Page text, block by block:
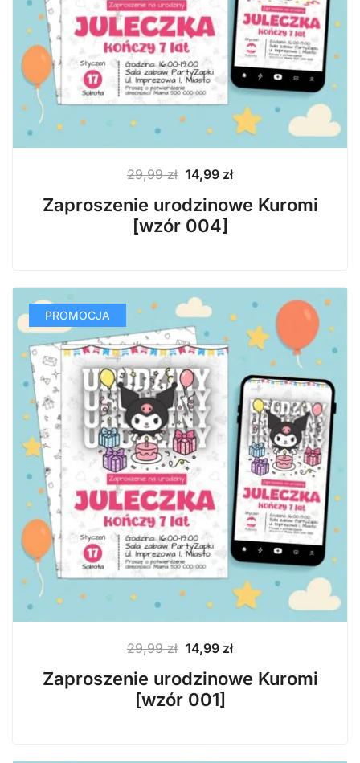
29,99zł Pierwotna
cena
wynosiła:
29,99 zł.
14,99 złAktualna
cena
wynosi:
Zaproszenie urodzinowe Kuromi
[wzór 004]
PROMOCJA
29,99zł Pierwotna
cena
wynosiła:
29,99 zł.
14,99 złAktualna
cena
wynosi:
Zaproszenie urodzinowe Kuromi
[wzór 001]